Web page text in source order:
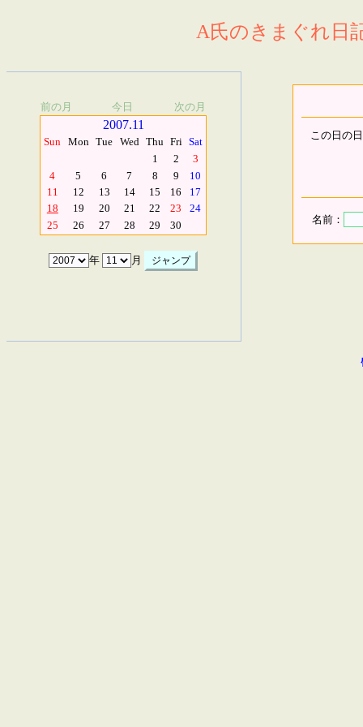
A氏のきまぐれ日
前の月 今日 次の月
2007.11
Sun Mon Tue Wed Thu Fri Sat
1
2
3
4
5 6 7 8 9
10
11
12 13 14 15 16
17
18
19 20 21 22 23
24
25
26 27 28 29 30
年 月
この日の
名前：